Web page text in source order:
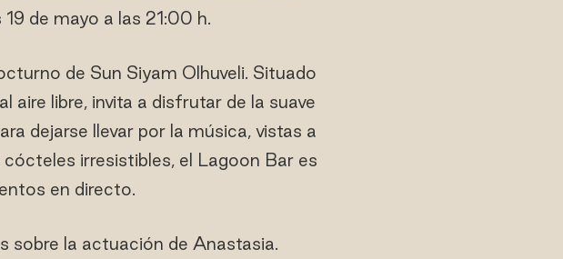
de mayo a las 21:00 h.
de Sun Siyam Olhuveli. Situado
aire libre, invita a disfrutar de la suave
dejarse llevar por la música, vistas a
irresistibles, el Lagoon Bar es
en directo.
sobre la actuación de Anastasia.